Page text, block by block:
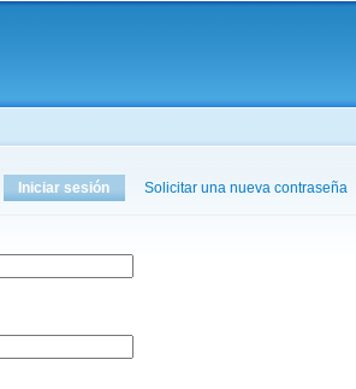
Iniciar sesión (solapa activa)
Solicitar una nueva contraseña